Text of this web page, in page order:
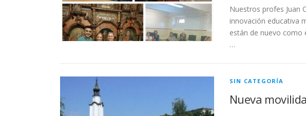
Nuestros profes Juan
innovación educativa
están de nuevo como
…
SIN CATEGORÍA
Nueva